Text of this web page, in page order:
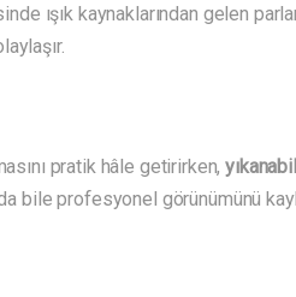
ışık kaynaklarından gelen
pratik hâle getirirken,
bile profesyonel görünümünü